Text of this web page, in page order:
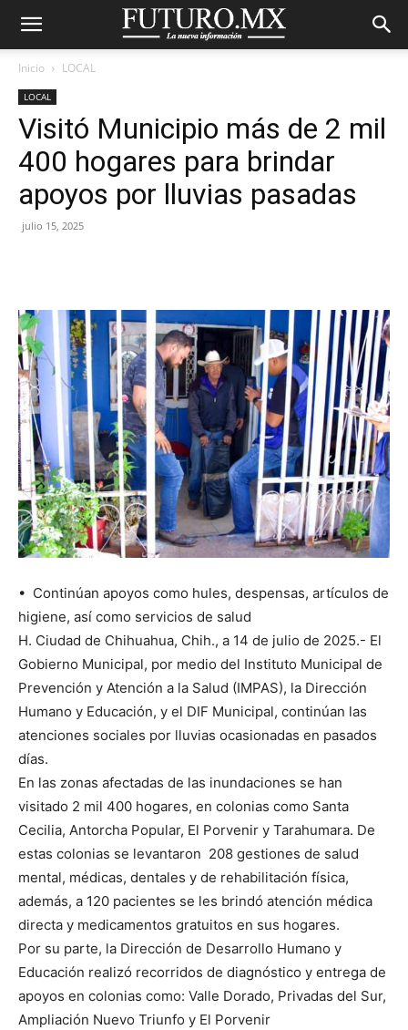
Inicio LOCAL
LOCAL
Visitó Municipio más de 2 mil
400 hogares para brindar
apoyos por lluvias pasadas
julio 15, 2025
•⁠ ⁠Continúan apoyos como hules, despensas, artículos de
higiene, así como servicios de salud
H. Ciudad de Chihuahua, Chih., a 14 de julio de 2025.- El
Gobierno Municipal, por medio del Instituto Municipal de
Prevención y Atención a la Salud (IMPAS), la Dirección
Humano y Educación, y el DIF Municipal, continúan las
atenciones sociales por lluvias ocasionadas en pasados
días.
En las zonas afectadas de las inundaciones se han
visitado 2 mil 400 hogares, en colonias como Santa
Cecilia, Antorcha Popular, El Porvenir y Tarahumara. De
estas colonias se levantaron 208 gestiones de salud
mental, médicas, dentales y de rehabilitación física,
además, a 120 pacientes se les brindó atención médica
directa y medicamentos gratuitos en sus hogares.
Por su parte, la Dirección de Desarrollo Humano y
Educación realizó recorridos de diagnóstico y entrega de
apoyos en colonias como: Valle Dorado, Privadas del Sur,
Ampliación Nuevo Triunfo y El Porvenir